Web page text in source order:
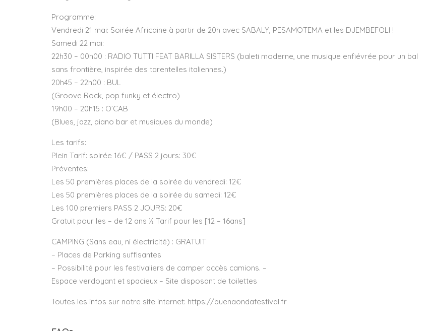
Programme:
Vendredi 21 mai: Soirée Africaine à partir de 20h avec SABALY, PESAMOTEMA et les DJEMBEFOLI !
Samedi 22 mai:
22h30 – 00h00 : RADIO TUTTI FEAT BARILLA SISTERS (baleti moderne, une musique enfiévrée pour un bal
sans frontière, inspirée des tarentelles italiennes.)
20h45 – 22h00 : BUL
(Groove Rock, pop funky et électro)
19h00 – 20h15 : O’CAB
(Blues, jazz, piano bar et musiques du monde)
Les tarifs:
Plein Tarif: soirée 16€ / PASS 2 jours: 30€
Préventes:
Les 50 premières places de la soirée du vendredi: 12€
Les 50 premières places de la soirée du samedi: 12€
Les 100 premiers PASS 2 JOURS: 20€
Gratuit pour les – de 12 ans ½ Tarif pour les [12 – 16ans]
CAMPING (Sans eau, ni électricité) : GRATUIT
– Places de Parking suffisantes
– Possibilité pour les festivaliers de camper accès camions. –
Espace verdoyant et spacieux – Site disposant de toilettes
Toutes les infos sur notre site internet: https://buenaondafestival.fr